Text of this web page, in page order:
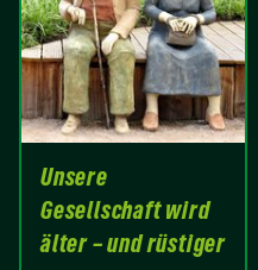
Unsere
Gesellschaft wird
älter – und rüstiger